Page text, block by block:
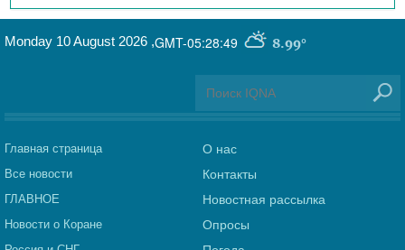
GMT-05:28:49 8.99°
Monday 10 August 2026 ,
Главная страница
Все новости
ГЛАВНОЕ
Новости о Коране
О нас
Контакты
Новостная рассылка
Опросы